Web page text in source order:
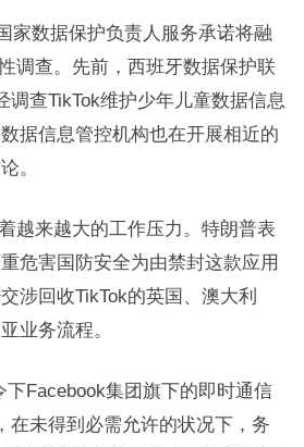
家数据保护负责人服务承诺将融
调查。先前，西班牙数据保护联
调查TikTok维护少年儿童数据信息
据信息管控机构也在开展相近的
。
越来越大的工作压力。特朗普表
危害国防安全为由禁封这款应用
涉回收TikTok的英国、澳大利
业务流程。
下Facebook集团旗下的即时通信
在未得到必需允许的状况下，务